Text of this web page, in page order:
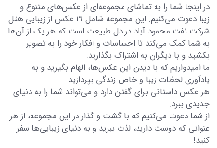
در اینجا شما را به تماشای مجموعه‌ای از عکس‌های متنوع و
زیبا دعوت می‌کنیم. این مجموعه شامل 19 عکس از زیبایی هتل
شرکت نفت محمود آباد در دل طبیعت است که هر یک از آن‌ها
به شما کمک می‌کند تا احساسات و افکار خود را به تصویر
بکشید و با دیگران به اشتراک بگذارید.
ما امیدواریم که با دیدن این عکس‌ها، الهام بگیرید و به
یادآوری لحظات زیبا و خاص زندگی بپردازید.
هر عکس داستانی برای گفتن دارد و می‌تواند شما را به دنیای
جدیدی ببرد.
از شما دعوت می‌کنیم که با گشت و گذار در این مجموعه، از هر
عنوانی که دوست دارید، لذت ببرید و به دنیای زیبایی‌ها سفر
کنید!